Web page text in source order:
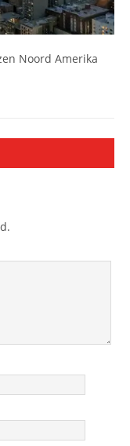
Noord Amerika